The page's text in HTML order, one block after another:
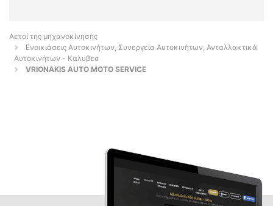
Αετοί της μηχανοκίνησης
Ενοικιάσεις Αυτοκινήτων, Συνεργεία Αυτοκινήτων, Ανταλλακτικά
Αυτοκινήτων - Καλυβεσ
VRIONAKIS AUTO MOTO SERVICE